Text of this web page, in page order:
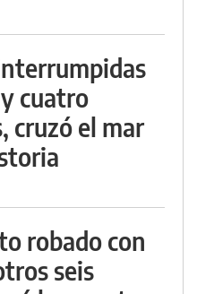
cuatro
cruzó el mar
robado con
seis